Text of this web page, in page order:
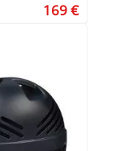
169 €